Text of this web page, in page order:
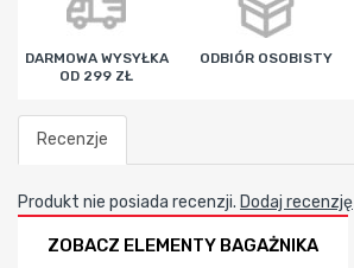
godz min
DARMOWA WYSYŁKA
OD 299 ZŁ
ODBIÓR OSOBISTY
Recenzje
Produkt nie posiada recenzji. Dodaj recenzję
ZOBACZ ELEMENTY BAGAŻNIKA